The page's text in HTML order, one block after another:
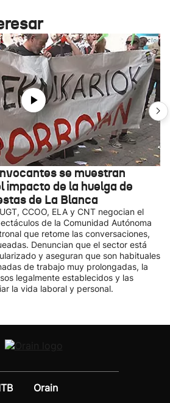
se muestran
impacto de la huelga de
de La Blanca
CCOO, ELA y CNT negocian el
de la Comunidad Autónoma
que retome las conversaciones,
Denuncian que el sector está
y aseguran que son habituales
de trabajo muy prolongadas, la
legalmente establecidos y las
la vida laboral y personal.
Orain